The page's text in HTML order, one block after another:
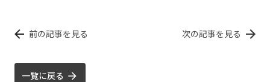
前の記事を見る 次の記事を見る
一覧に戻る